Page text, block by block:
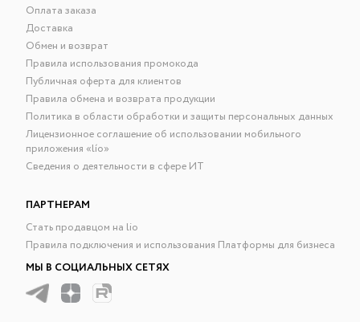
Оплата заказа
Доставка
Обмен и возврат
Правила использования промокода
Публичная оферта для клиентов
Правила обмена и возврата продукции
Политика в области обработки и защиты персональных данных
Лицензионное соглашение об использовании мобильного
приложения «lío»
Сведения о деятельности в сфере ИТ
ПАРТНЕРАМ
Стать продавцом на lio
Правила подключения и использования Платформы для бизнеса
МЫ В СОЦИАЛЬНЫХ СЕТЯХ